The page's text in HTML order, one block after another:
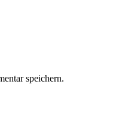
speichern.